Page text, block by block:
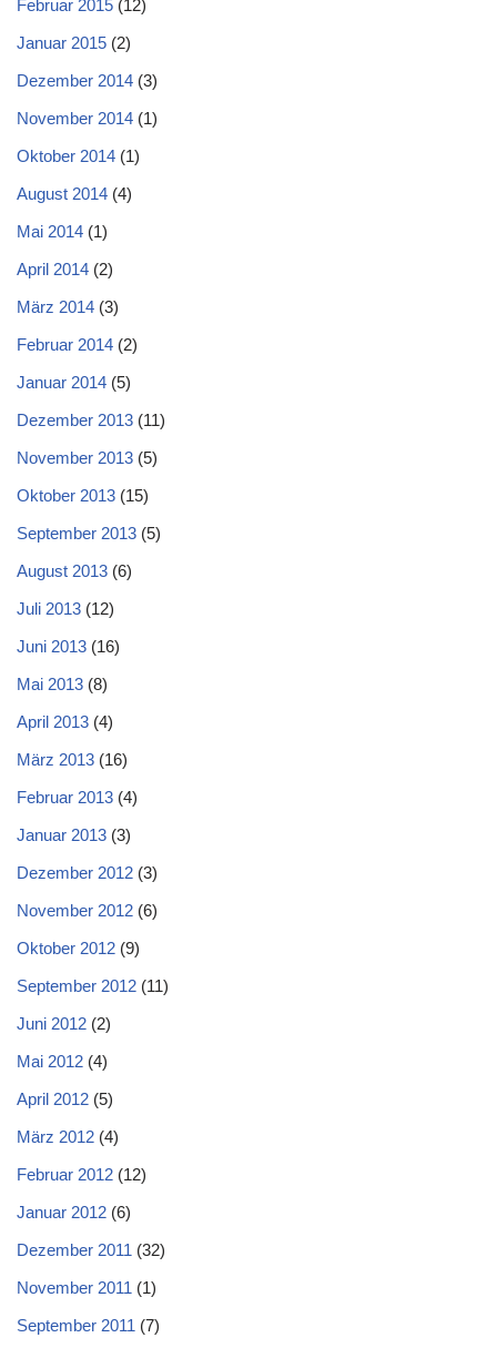
Februar 2015 (12)
Januar 2015 (2)
Dezember 2014 (3)
November 2014 (1)
Oktober 2014 (1)
August 2014 (4)
Mai 2014 (1)
April 2014 (2)
März 2014 (3)
Februar 2014 (2)
Januar 2014 (5)
Dezember 2013 (11)
November 2013 (5)
Oktober 2013 (15)
September 2013 (5)
August 2013 (6)
Juli 2013 (12)
Juni 2013 (16)
Mai 2013 (8)
April 2013 (4)
März 2013 (16)
Februar 2013 (4)
Januar 2013 (3)
Dezember 2012 (3)
November 2012 (6)
Oktober 2012 (9)
September 2012 (11)
Juni 2012 (2)
Mai 2012 (4)
April 2012 (5)
März 2012 (4)
Februar 2012 (12)
Januar 2012 (6)
Dezember 2011 (32)
November 2011 (1)
September 2011 (7)